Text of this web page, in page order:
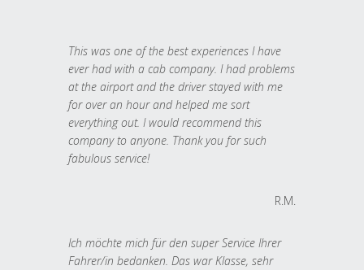
This was one of the best experiences I have
ever had with a cab company. I had problems
at the airport and the driver stayed with me
for over an hour and helped me sort
everything out. I would recommend this
company to anyone. Thank you for such
fabulous service!
R.M.
Ich möchte mich für den super Service Ihrer
Fahrer/in bedanken. Das war Klasse, sehr